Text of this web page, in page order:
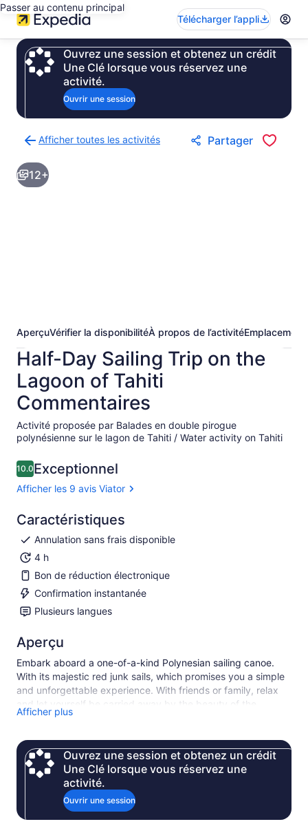
Passer au contenu principal
Télécharger l’appli
Ouvrez une session et obtenez un crédit
Une Clé lorsque vous réservez une
activité.
Ouvrir une session
Afficher toutes les activités
à
la
page
Partager
12+
AperçuVérifier la disponibilitéÀ propos de l’activitéEmplacement
Half-Day Sailing Trip on the
Lagoon of Tahiti
Commentaires
Activité proposée par Balades en double pirogue
polynésienne sur le lagon de Tahiti / Water activity on Tahiti
10.010.0 sur 10
Exceptionnel
Afficher les 9 avis Viator
Caractéristiques
Annulation sans frais disponible
4 h
Bon de réduction électronique
Confirmation instantanée
Plusieurs langues
Aperçu
Embark aboard a one-of-a-kind Polynesian sailing canoe.
With its majestic red junk sails, which promises you a simple
and unforgettable experience. With friends or family, relax
and let yourself be carried away by the beauty of the
landscape. Some anchorages will allow you to dive into the
moment of calm. For four hours, let yourself be carried away
by this extraordinary adventure. Bring everything you need
and contact us for any additional information.
Afficher plus
Ouvrez une session et obtenez un crédit
Une Clé lorsque vous réservez une
activité.
Ouvrir une session